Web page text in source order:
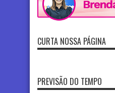
CURTA NOSSA PÁGINA
PREVISÃO DO TEMPO